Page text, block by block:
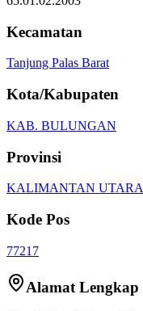
Kecamatan
Tanjung Palas Barat
Kota/Kabupaten
KAB. BULUNGAN
Provinsi
KALIMANTAN UTARA
Kode Pos
77217
Alamat Lengkap